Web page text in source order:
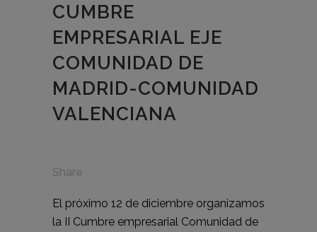
CUMBRE
EMPRESARIAL EJE
COMUNIDAD DE
MADRID-COMUNIDAD
VALENCIANA
Share
El próximo 12 de diciembre organizamos
la II Cumbre empresarial Comunidad de